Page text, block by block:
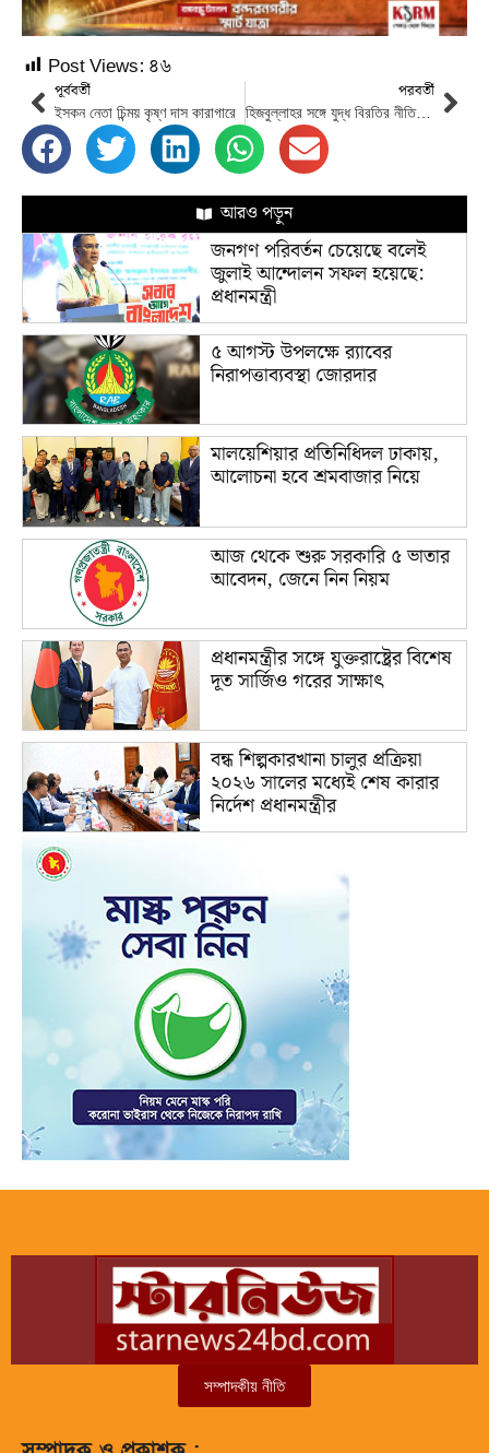
Post Views: ৪৬
পূর্ববর্তী
ইসকন নেতা চিন্ময় কৃষ্ণ দাস কারাগারে
পরবর্তী
হিজবুল্লাহর সঙ্গে যুদ্ধ বিরতির নীতিগত সিদ্ধান্ত ইসরাইলের
আরও পড়ুন
জনগণ পরিবর্তন চেয়েছে বলেই
জুলাই আন্দোলন সফল হয়েছে:
প্রধানমন্ত্রী
৫ আগস্ট উপলক্ষে র‌্যাবের
নিরাপত্তাব্যবস্থা জোরদার
মালয়েশিয়ার প্রতিনিধিদল ঢাকায়,
আলোচনা হবে শ্রমবাজার নিয়ে
আজ থেকে শুরু সরকারি ৫ ভাতার
আবেদন, জেনে নিন নিয়ম
প্রধানমন্ত্রীর সঙ্গে যুক্তরাষ্ট্রের বিশেষ
দূত সার্জিও গরের সাক্ষাৎ
বন্ধ শিল্পকারখানা চালুর প্রক্রিয়া
২০২৬ সালের মধ্যেই শেষ কারার
নির্দেশ প্রধানমন্ত্রীর
সম্পাদকীয় নীতি